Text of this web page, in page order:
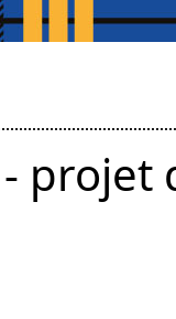
projet